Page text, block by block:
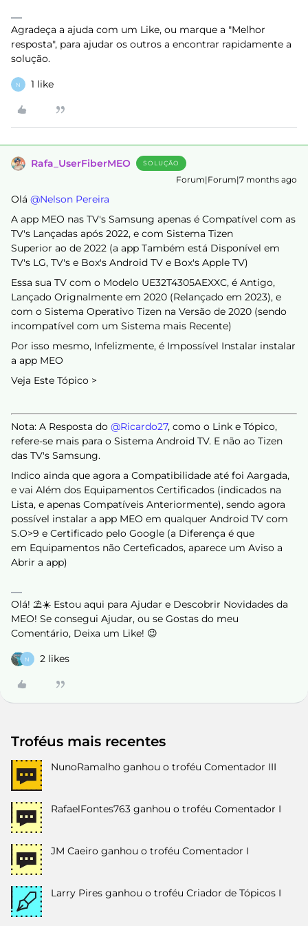
Agradeça a ajuda com um Like, ou marque a "Melhor
resposta", para ajudar os outros a encontrar rapidamente a
solução.
N 1 like
Rafa_UserFiberMEO SOLUÇÃO
Forum|Forum|7 months ago
Olá ​ @Nelson Pereira
A app MEO nas TV's Samsung apenas é Compatível com as
TV's Lançadas após 2022, e com Sistema Tizen
Superior ao de 2022 (a app Também está Disponível em
TV's LG, TV's e Box's Android TV e Box's Apple TV)
Essa sua TV com o Modelo UE32T4305AEXXC, é Antigo,
Lançado Orignalmente em 2020 (Relançado em 2023), e
com o Sistema Operativo Tizen na Versão de 2020 (sendo
incompatível com um Sistema mais Recente)
Por isso mesmo, Infelizmente, é Impossível Instalar instalar
a app MEO
Veja Este Tópico >
Nota: A Resposta do ​ @Ricardo27, como o Link e Tópico,
refere-se mais para o Sistema Android TV. E não ao Tizen
das TV's Samsung.
Indico ainda que agora a Compatibilidade até foi Aargada,
e vai Além dos Equipamentos Certificados (indicados na
Lista, e apenas Compatíveis Anteriormente), sendo agora
possível instalar a app MEO em qualquer Android TV com
S.O>9 e Certificado pelo Google (a Diferença é que
em Equipamentos não Certeficados, aparece um Aviso a
Abrir a app)
Olá! ⛱️☀️ Estou aqui para Ajudar e Descobrir Novidades da
MEO! Se consegui Ajudar, ou se Gostas do meu
Comentário, Deixa um Like! 😉
N 2 likes
Troféus mais recentes
NunoRamalho ganhou o troféu Comentador III
RafaelFontes763 ganhou o troféu Comentador I
JM Caeiro ganhou o troféu Comentador I
Larry Pires ganhou o troféu Criador de Tópicos I